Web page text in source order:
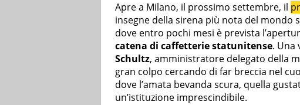
Apre a Milano, il prossimo settembre, il
insegne della sirena più nota del mondo
dove entro pochi mesi è prevista
catena di caffetterie statunitense. Una
Schultz, amministratore delegato della
gran colpo cercando di far breccia nel
dove l’amata bevanda scura, quella
un’istituzione imprescindibile.